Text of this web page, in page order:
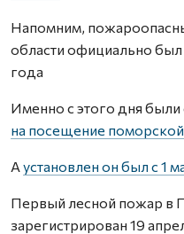
Напомним,
области официально
года
Именно с этого дня были
на посещение поморской
А установлен он был с 1
Первый лесной пожар в
зарегистрирован 19